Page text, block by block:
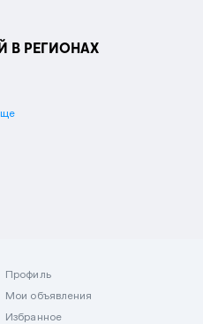
В РЕГИОНАХ
Профиль
Мои объявления
Избранное